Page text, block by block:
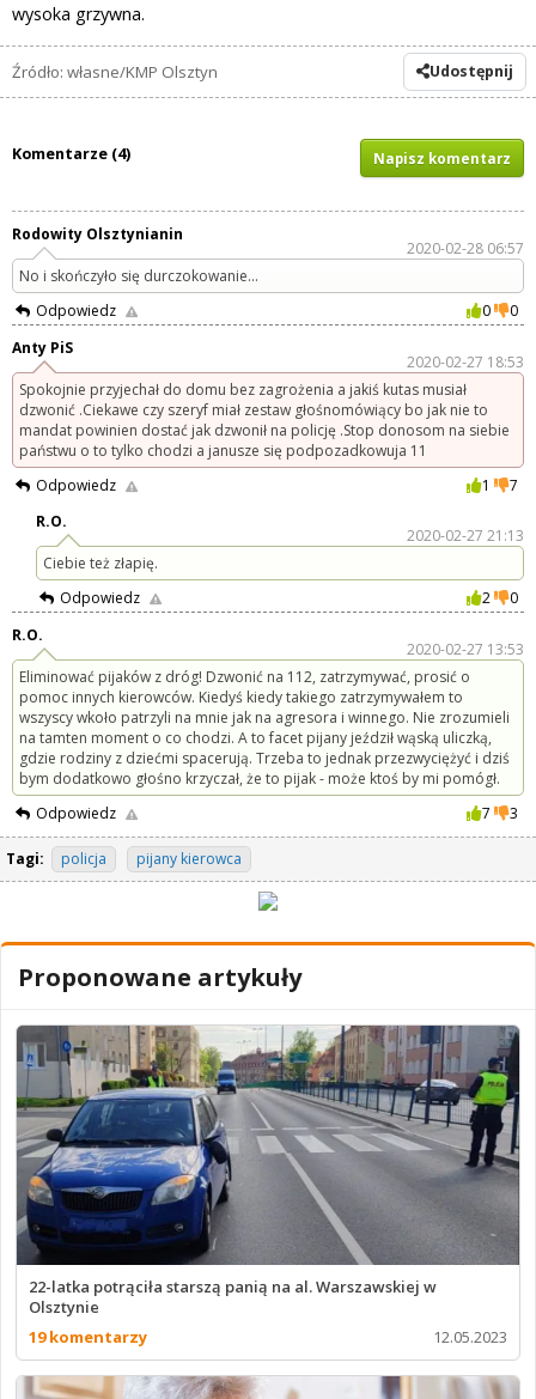
wysoka grzywna.
Źródło: własne/KMP Olsztyn Udostępnij
Komentarze (4) Napisz komentarz
Rodowity Olsztynianin
2020-02-28 06:57
No i skończyło się durczokowanie...
Odpowiedz
0
0
Anty PiS
2020-02-27 18:53
Spokojnie przyjechał do domu bez zagrożenia a jakiś kutas musiał
dzwonić .Ciekawe czy szeryf miał zestaw głośnomówiący bo jak nie to
mandat powinien dostać jak dzwonił na policję .Stop donosom na siebie
państwu o to tylko chodzi a janusze się podpozadkowuja 11
Odpowiedz
1
7
R.O.
2020-02-27 21:13
Ciebie też złapię.
Odpowiedz
2
0
R.O.
2020-02-27 13:53
Eliminować pijaków z dróg! Dzwonić na 112, zatrzymywać, prosić o
pomoc innych kierowców. Kiedyś kiedy takiego zatrzymywałem to
wszyscy wkoło patrzyli na mnie jak na agresora i winnego. Nie zrozumieli
na tamten moment o co chodzi. A to facet pijany jeździł wąską uliczką,
gdzie rodziny z dziećmi spacerują. Trzeba to jednak przezwyciężyć i dziś
bym dodatkowo głośno krzyczał, że to pijak - może ktoś by mi pomógł.
Odpowiedz
7 3
Tagi: policja pijany kierowca
Proponowane artykuły
22-latka potrąciła starszą panią na al. Warszawskiej w
Olsztynie
19 komentarzy
12.05.2023